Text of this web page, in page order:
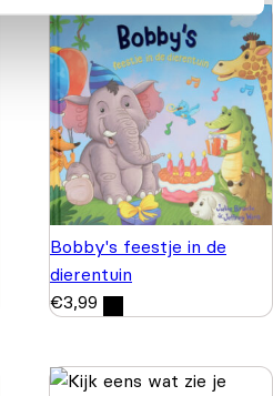
Bobby's feestje in de
dierentuin
€3,99